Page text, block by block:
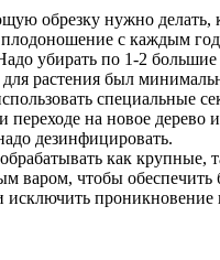
обрезку нужно делать,
плодоношение с каждым
убирать по 1-2 большие
для растения был
специальные
на новое дерево
дезинфицировать.
как крупные,
варом, чтобы обеспечить
исключить